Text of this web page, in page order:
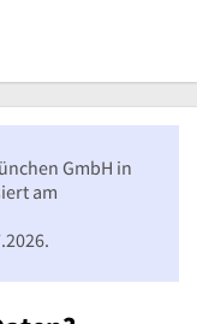
GmbH in
am